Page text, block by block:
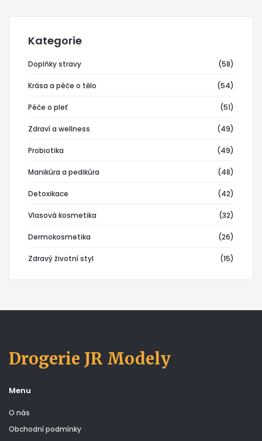
Kategorie
Doplňky stravy (58)
Krása a péče o tělo (54)
Péče o pleť (51)
Zdraví a wellness (49)
Probiotika (49)
Manikúra a pedikúra (48)
Detoxikace (42)
Vlasová kosmetika (32)
Dermokosmetika (26)
Zdravý životní styl (15)
Drogerie JR Modely
Menu
O nás
Obchodní podmínky